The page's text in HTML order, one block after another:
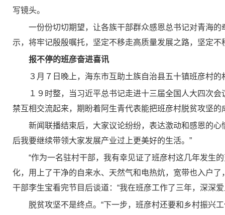
写镜头。
一份份切切期望，让各族干部群众感恩总书记对青海
示，将牢记殷殷嘱托，坚定不移走高质量发展之路，坚定
报不停的班彦奋进喜讯
３月７日晚上，海东市互助土族自治县五十镇班彦村
１９时整，当习近平总书记走进十三届全国人大四次
禁互相交流起来，期盼着阿生青代表能把班彦村脱贫攻坚
新闻联播结束后，大家议论纷纷，表达激动和感恩的
后我要继续带领大家发展产业过上更美好的生活。”
“作为一名驻村干部，我有幸见证了班彦村这几年发生
化，用上了干净的自来水、天然气和电热炕，宽带也入户
干部李生宝看完节目后谈道：“我在班彦工作了三年，深深
脱贫攻坚不是终点。“下一步，班彦村还要和乡村振兴